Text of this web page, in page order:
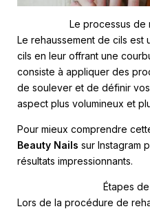
Le processus de
Le rehaussement de cils est
cils en leur offrant une
consiste à appliquer des
de soulever et de définir
aspect plus volumineux et
Pour mieux comprendre
Beauty Nails sur Instagram
résultats impressionnants.
Étapes
Lors de la procédure de